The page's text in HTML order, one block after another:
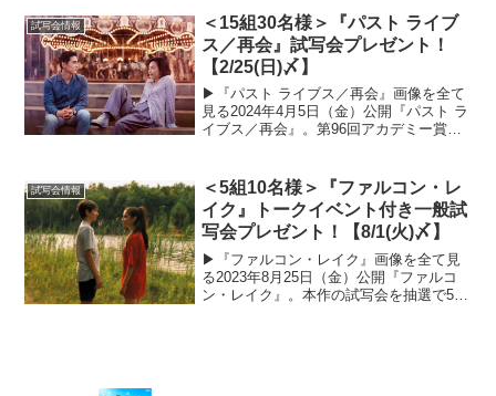
日時3月24日（木）開場17：45／開演
18：3...
試写会情報
＜15組30名様＞『パスト ライブ
ス／再会』試写会プレゼント！
【2/25(日)〆】
▶︎『パスト ライブス／再会』画像を全て
見る2024年4月5日（金）公開『パスト ラ
イブス／再会』。第96回アカデミー賞に
を抽選で15組30名様にプレゼントいたし
ます！...
試写会情報
＜5組10名様＞『ファルコン・レ
イク』トークイベント付き一般試
写会プレゼント！【8/1(火)〆】
▶︎『ファルコン・レイク』画像を全て見
る2023年8月25日（金）公開『ファルコ
ン・レイク』。本作の試写会を抽選で5組